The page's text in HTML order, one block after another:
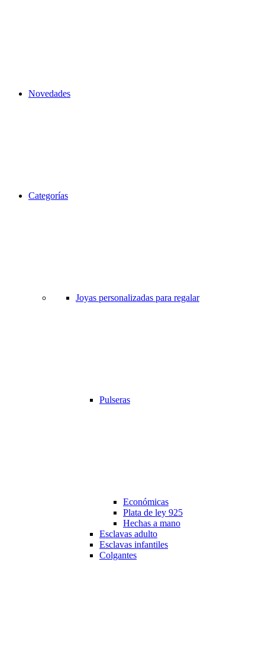
Novedades
Categorías
Joyas personalizadas para regalar
Pulseras
Económicas
Plata de ley 925
Hechas a mano
Esclavas adulto
Esclavas infantiles
Colgantes